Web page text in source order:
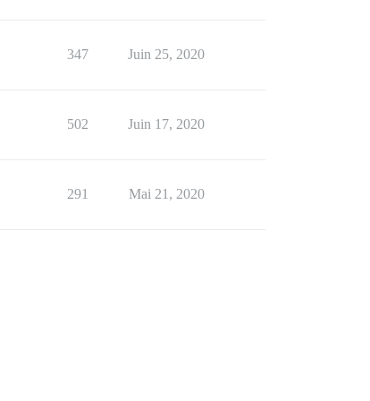
347 Juin 25, 2020
502 Juin 17, 2020
291 Mai 21, 2020